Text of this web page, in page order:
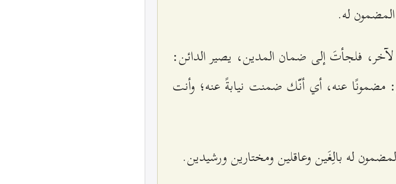
له.
فلجأتَ إلى ضمان المدين، يصير الدائن:
عنه، أي أنّك ضمنت نيابةً عنه؛ وأنت
له بالِغَين وعاقلين ومختارين ورشيدين.